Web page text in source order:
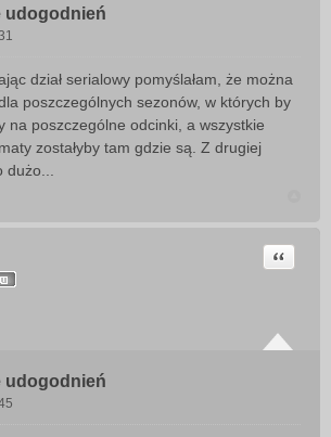
udogodnień
dział serialowy pomyślałam, że można
poszczególnych sezonów, w których by
na poszczególne odcinki, a wszystkie
zostałyby tam gdzie są. Z drugiej
udogodnień
Cytuj